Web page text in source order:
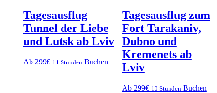
Tagesausflug
Tunnel der Liebe
und Lutsk ab Lviv
Ab 299€ 11 Stunden Buchen
Tagesausflug zum
Fort Tarakaniv,
Dubno und
Kremenets ab
Lviv
Ab 299€ 10 Stunden Buchen